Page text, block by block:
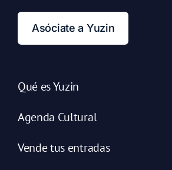
Asóciate a Yuzin
Qué es Yuzin
Agenda Cultural
Vende tus entradas